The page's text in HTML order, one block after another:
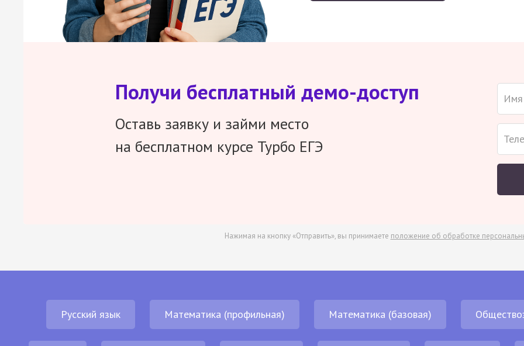
Получи бесплатный демо-доступ
Оставь заявку и займи место
на бесплатном курсе Турбо ЕГЭ
Нажимая на кнопку «Отправить», вы принимаете положение об обработке
Русский язык Математика (профильная) Математика (базовая)